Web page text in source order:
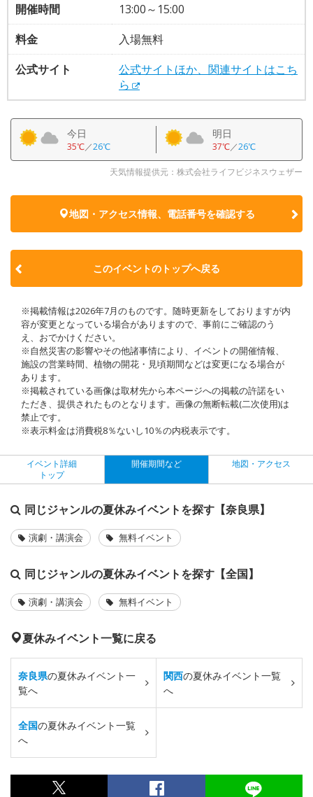
開催時間
13:00～15:00
料金
入場無料
公式サイト
公式サイトほか、関連サイトはこち
ら
今日
35℃／26℃
明日
37℃／26℃
天気情報提供元：株式会社ライフビジネスウェザー
地図・アクセス情報、電話番号を確認する
このイベントのトップへ戻る
※掲載情報は2026年7月のものです。随時更新をしておりますが内
容が変更となっている場合がありますので、事前にご確認のう
え、おでかけください。
※自然災害の影響やその他諸事情により、イベントの開催情報、
施設の営業時間、植物の開花・見頃期間などは変更になる場合が
あります。
※掲載されている画像は取材先から本ページへの掲載の許諾をい
ただき、提供されたものとなります。画像の無断転載(二次使用)は
禁止です。
※表示料金は消費税8％ないし10％の内税表示です。
イベント詳細
トップ
開催期間など 地図・アクセス
同じジャンルの夏休みイベントを探す【奈良県】
演劇・講演会 無料イベント
同じジャンルの夏休みイベントを探す【全国】
演劇・講演会 無料イベント
夏休みイベント一覧に戻る
奈良県の夏休みイベント一
覧へ
関西の夏休みイベント一覧
へ
全国の夏休みイベント一覧
へ